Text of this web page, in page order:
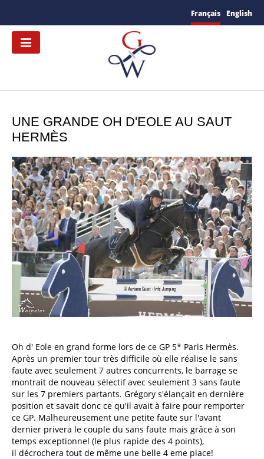
Français English
UNE GRANDE OH D'EOLE AU SAUT
HERMÈS
Oh d' Eole en grand forme lors de ce GP 5* Paris Hermès.
Après un premier tour très difficile où elle réalise le sans
faute avec seulement 7 autres concurrents, le barrage se
montrait de nouveau sélectif avec seulement 3 sans faute
sur les 7 premiers partants. Grégory s'élançait en dernière
position et savait donc ce qu'il avait à faire pour remporter
ce GP. Malheureusement une petite faute sur l'avant
dernier privera le couple du sans faute mais grâce à son
temps exceptionnel (le plus rapide des 4 points),
il décrochera tout de même une belle 4 eme place!